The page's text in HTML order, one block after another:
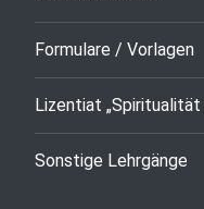
Formulare / Vorlagen
Lizentiat „Spiritualität
Sonstige Lehrgänge